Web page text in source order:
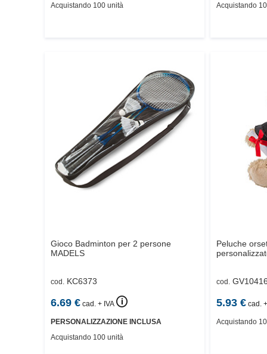
Acquistando 100 unità Acquistando
Gioco Badminton per 2 persone
MADELS
cod. KC6373
6.69 € cad. + IVA 🛈
PERSONALIZZAZIONE INCLUSA
Acquistando 100 unità
Peluche
cod.
5.93€ cad.
Acquistando